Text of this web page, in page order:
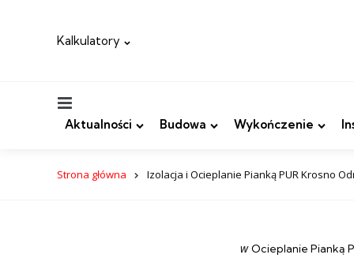
Kalkulatory
Aktualności Budowa Wykończenie
Strona główna Izolacja i Ocieplanie Pianką PUR Krosno
Categories
post
w Ocieplanie Pianką